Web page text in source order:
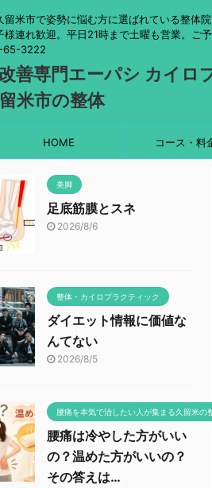
留米市で姿勢に悩む方に選ばれている整体
様連れ歓迎。平日21時まで土曜も営業。ご
3222
善専門エーパシ カイロ
米市の整体
HOME コース・料
美脚
足底筋膜とスネ
2026/8/6
整体・カイロプラクティック
ダイエット情報に価値な
んてない
2026/8/5
腰痛を本気で治したい人が集まる久留米の
腰痛は冷やした方がいい
の？温めた方がいいの？
その答えは…